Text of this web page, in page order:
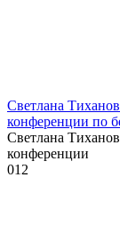
Светлана
конференции по
Светлана
конференции
012